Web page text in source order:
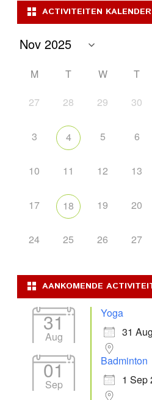
ACTIVITEITEN KALENDER
M T W T
27
28 29 30
3 4 5 6
10 11 12 13
17 18 19 20
24 25 26 27
AANKOMENDE
31
Aug
Yoga
31
01
Sep
Badminton
1 Sep